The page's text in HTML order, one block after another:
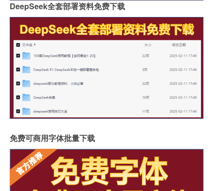
DeepSeek全套部署资料免费下载
免费可商用字体批量下载